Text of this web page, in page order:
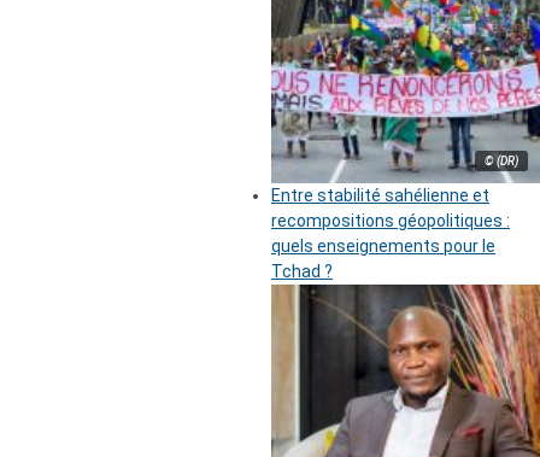
© (DR)
Entre stabilité sahélienne et
recompositions géopolitiques :
quels enseignements pour le
Tchad ?